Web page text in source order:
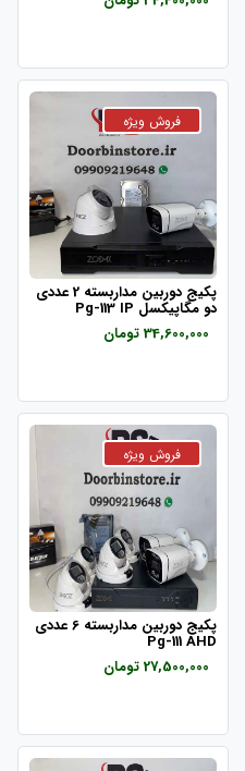
پکیج دوربین مداربسته 2 عددی
دو مگاپیکسل Pg-113 IP
34,600,000 تومان
پکیج دوربین مداربسته 6 عددی
Pg-111 AHD
27,500,000 تومان